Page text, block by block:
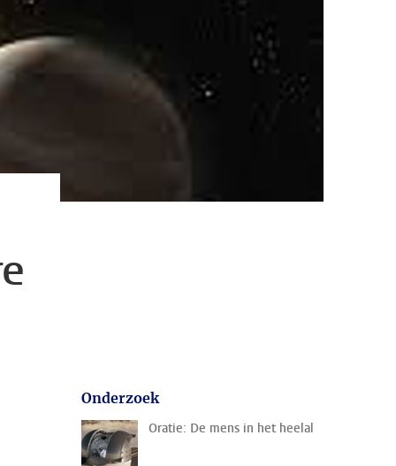
Onderzoek
Oratie: De mens in het heelal